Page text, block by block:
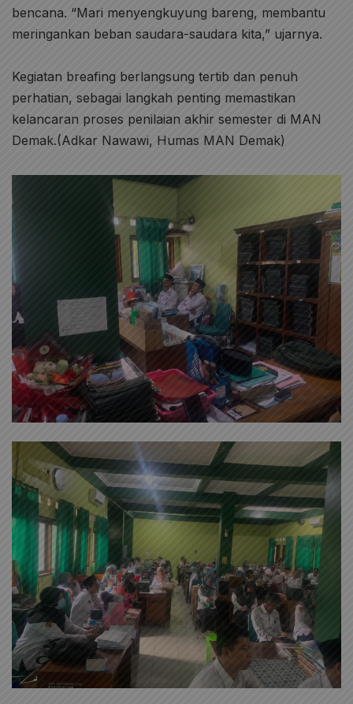
bencana. “Mari menyengkuyung bareng, membantu
meringankan beban saudara-saudara kita,” ujarnya.
Kegiatan breafing berlangsung tertib dan penuh
perhatian, sebagai langkah penting memastikan
kelancaran proses penilaian akhir semester di MAN
Demak.(Adkar Nawawi, Humas MAN Demak)